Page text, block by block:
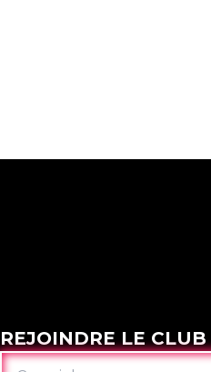
REJOINDRE LE CLUB
COURRIEL